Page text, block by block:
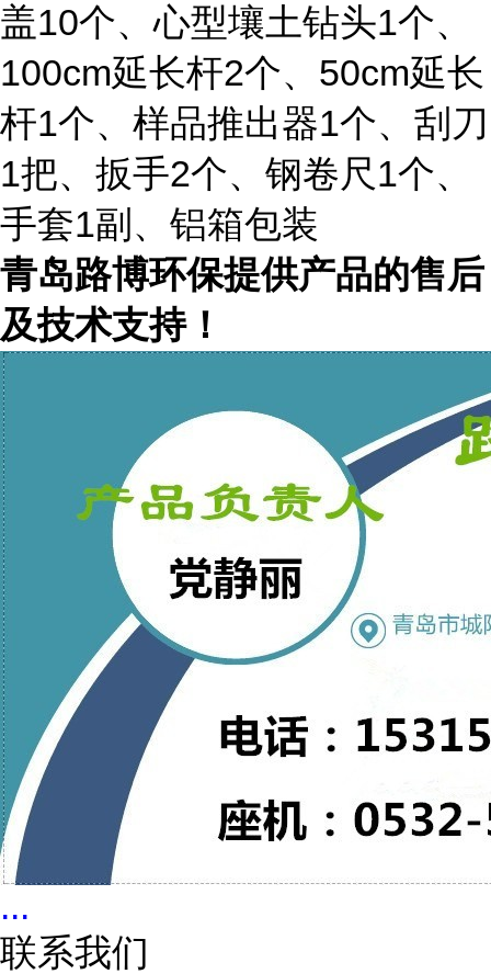
盖10个、心型壤土钻头1个、
100cm延长杆2个、 50cm延长
杆1个、样品推出器1个、刮刀
1把、扳手2个、钢卷尺1个、
手套1副、铝箱包装
青岛路博环保提供产品的售后
及技术支持！
...
联系我们